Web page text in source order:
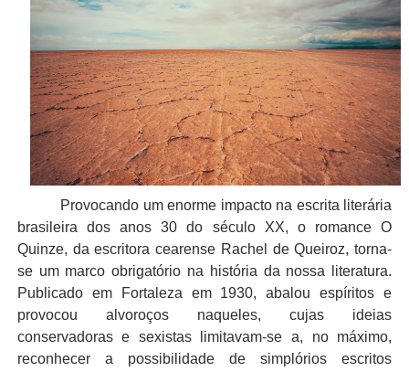
Provocando um enorme impacto na escrita literária
brasileira dos anos 30 do século XX, o romance O
Quinze, da escritora cearense Rachel de Queiroz, torna-
se um marco obrigatório na história da nossa literatura.
Publicado em Fortaleza em 1930, abalou espíritos e
provocou alvoroços naqueles, cujas ideias
conservadoras e sexistas limitavam-se a, no máximo,
reconhecer a possibilidade de simplórios escritos